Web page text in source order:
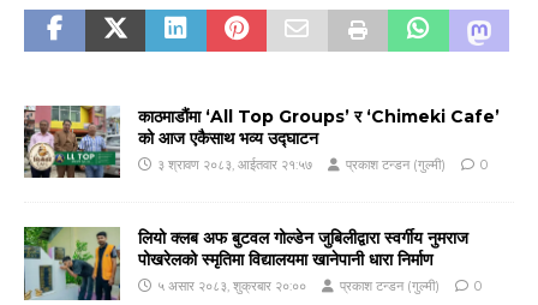
काठमाडौंमा ‘All Top Groups’ र ‘Chimeki Cafe’
को आज एकैसाथ भव्य उद्घाटन
३ श्रावण २०८३, आईतवार २१:५७ प्रकाश टन्डन (गुल्मी) 0
लियो क्लब अफ बुटवल गोल्डेन जुबिलीद्वारा स्वर्गीय नुमराज
पोखरेलको स्मृतिमा विद्यालयमा खानेपानी धारा निर्माण
५ असार २०८३, शुक्रबार २०:०० प्रकाश टन्डन (गुल्मी) 0